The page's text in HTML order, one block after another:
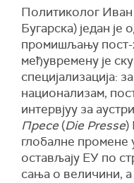
Политиколог
Бугарска) један
промишљању пост-
међувремену је
специјализација:
национализам,
интервјуу за
Пресе(Die Presse)
глобалне промене
остављају ЕУ по
сања о величини,